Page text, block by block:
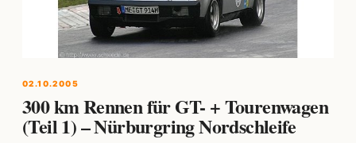
02.10.2005
300 km Rennen für GT- + Tourenwagen
(Teil 1) – Nürburgring Nordschleife